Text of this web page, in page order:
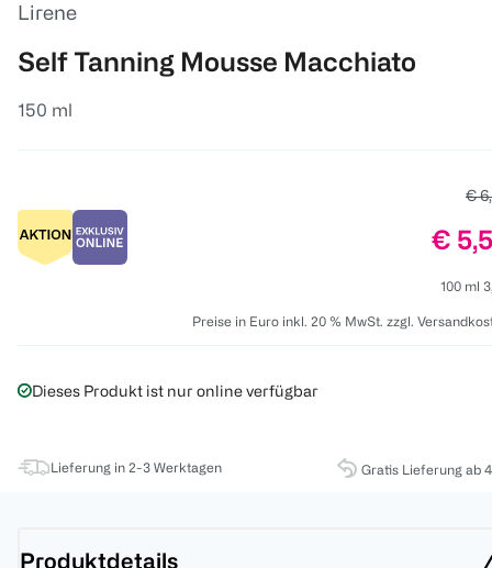
Lirene
Self Tanning Mousse Macchiato
150 ml
€
€
100 ml
Preise in Euro inkl. 20 % MwSt. zzgl.
Dieses Produkt ist nur online verfügbar
Lieferung in 2-3 Werktagen Gratis Lieferung ab
Produktdetails